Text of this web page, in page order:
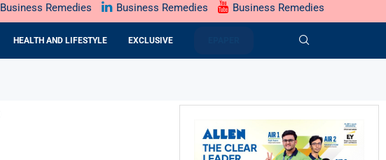
Business Remedies Business Remedies Business Remedies
HEALTH AND LIFESTYLE EXCLUSIVE